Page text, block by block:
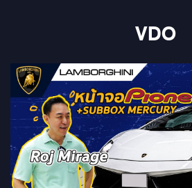
สามารถขับขี่ได้เป็นระยะทางราว 480 กิโล
ชั้น 1 พร้อม พ.ร.บ. นาน 1 ปี บริการบำรุงรั
ปีโฮมชาร์จเจอร์พร้อมติดตั้ง บริการช่วยเ
การรับประกันคุณภาพตัวรถ และแบตเตอรี่
และดอกเบี้ยพิเศษ 1.68% นาน 48 เดือน สำหรับราคาจำหน่าย
BYD ATTO 3 ใหม่ อยู่ที่ 1,199,900 บาท
จากภาครัฐ) >> สเปก BYD ATTO 3 ใหม่ เอสยูวีไฟฟ้าวิ่งไกล 480
กม. ราคา 1,199,900 บาท >> เปิดราคา
1,199,900 บาท วิ่งไฟฟ้าไกลสุด 480 กม. #MIRAGEAUDIO
#NEWSPAPER #BYD #ATTO3 ดูน้อยลง
VDO